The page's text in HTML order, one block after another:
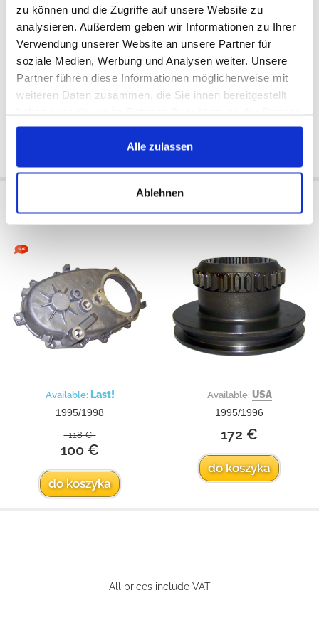
zu können und die Zugriffe auf unsere Website zu
analysieren. Außerdem geben wir Informationen zu Ihrer
Verwendung unserer Website an unsere Partner für
soziale Medien, Werbung und Analysen weiter. Unsere
Partner führen diese Informationen möglicherweise mit
weiteren Daten zusammen, die Sie ihnen bereitgestellt
gesammelt haben.
Alle zulassen
Ablehnen
Available:USA
1996/1998
90 €
Available:Zewnętrzny
1995/1998
108 €
Available: Last!
1995/1998
118 €
100 €
do koszyka
Available: USA
1995/1996
172 €
do koszyka
All prices include VAT